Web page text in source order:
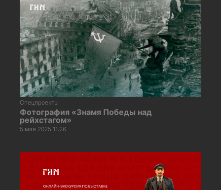
Спецпроекты
Фотография «Знамя Победы над
рейхстагом»
5 мая 2025 11:26